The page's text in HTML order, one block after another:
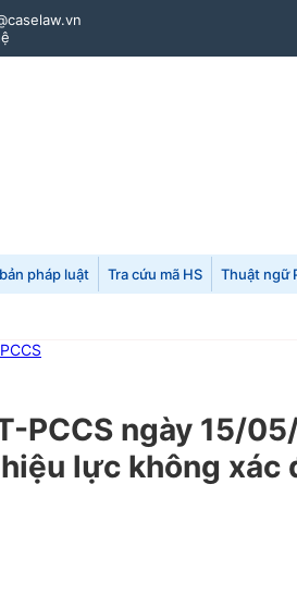
pháp luật Tra cứu mã HS Thuật ngữ
PCCS ngày 15/
lực không xác